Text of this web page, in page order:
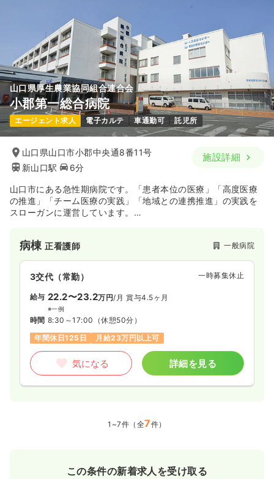
山口県厚生農業協同組合連合会
小郡第一総合病院
エージェント求人 電子カルテ 車通勤可 託児所
山口県山口市小郡中央通8番11号
新山口駅
6分
施設詳細
山口市にある急性期病院です。「患者本位の医療」「高度医療
の推進」「チーム医療の実践」「地域との連携推進」の実践を
スローガンに運営しています。
援事業所といった関連施設と密接な連携をはかり、患者様の社
会復帰に尽くしています。
病棟正看護師 一般病院
3交代（常勤） 一時募集休止
給与 22.2〜23.2万円/月 賞与4.5ヶ月
※一例
時間 8:30～17:00 （休憩50分）
年間休日125日
月給23万円以上可
気になる 詳細を見る
1~7件（全7件）
この条件の新着求人を受け取る